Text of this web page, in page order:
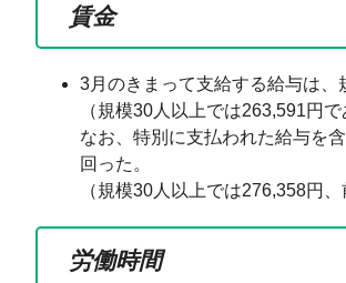
賃金
3月のきまって支給する給与は、
（規模30人以上では263,591円
なお、特別に支払われた給与を
回った。
（規模30人以上では276,358円
労働時間